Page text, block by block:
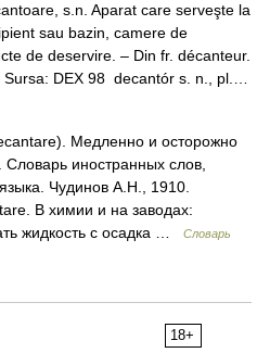
s.n. Aparat care serveşte la
sau bazin, camere de
de deservire. – Din fr. décanteur.
DEX 98 decantór s. n., pl.…
Медленно и осторожно
Словарь иностранных слов,
Чудинов А.Н., 1910.
В химии и на заводах:
жидкость с осадка …
Словарь
18+